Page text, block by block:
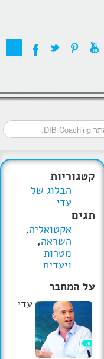
קטגוריות
הבלוג של
עדי
תגים
אקטואליה,
השראה,
מטרות
ויעדים
על המחבר
עדי